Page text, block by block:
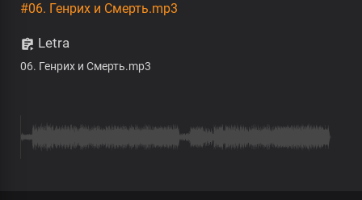
#06. Генрих и Смерть.mp3
Letra
06. Генрих и Смерть.mp3